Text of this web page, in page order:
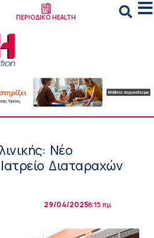
ΠΕΡΙΟΔΙΚΟ HEALTH
Νέο
Διαταραχών
29/04/20258:15 πμ